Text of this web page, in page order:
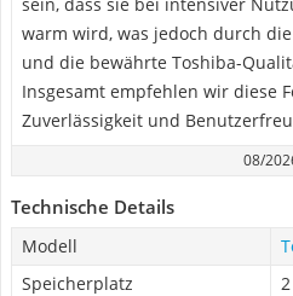
warm wird, was jedoch durch
und die bewährte Toshiba-
Insgesamt empfehlen wir diese
Zuverlässigkeit und
08/
Technische Details
Modell
Speicherplatz